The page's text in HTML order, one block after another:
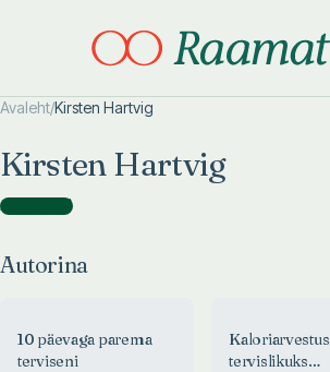
Avaleht/Kirsten Hartvig
Kirsten Hartvig
Autorina )
Autorina
10 päevaga parema
terviseni
Kaloriarvestus
tervislikuks